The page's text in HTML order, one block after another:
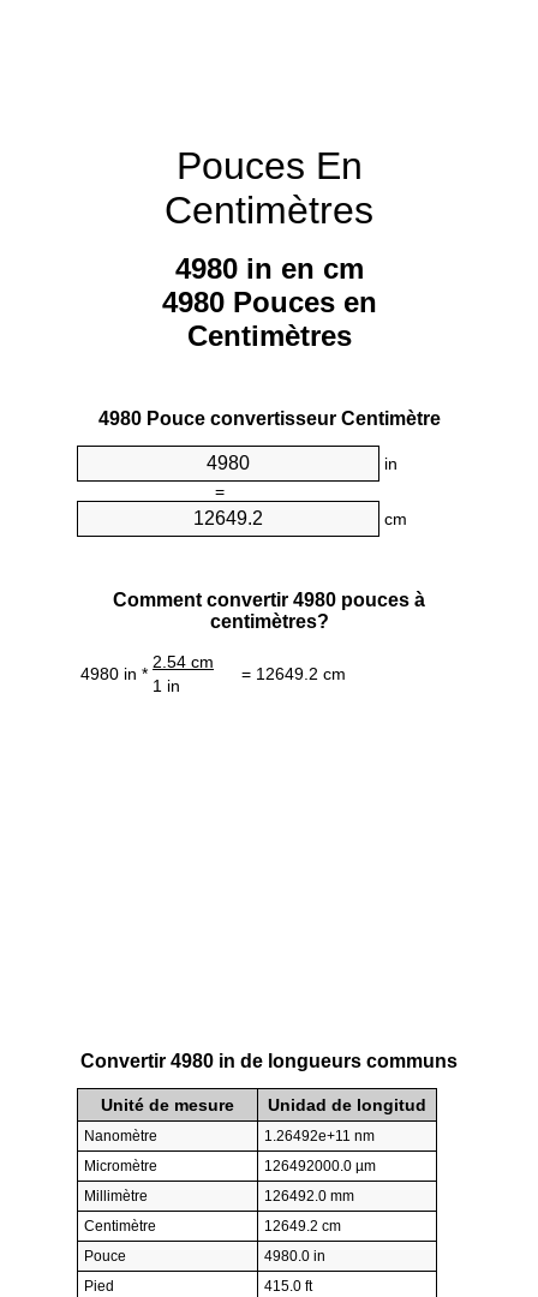
Pouces En
Centimètres
4980 in en cm
4980 Pouces en
Centimètres
4980 Pouce convertisseur Centimètre
in
=
cm
Comment convertir 4980 pouces à
centimètres?
4980 in *
2.54 cm
= 12649.2 cm
1 in
Convertir 4980 in de longueurs communs
Unité de mesure Unidad de longitud
Nanomètre
1.26492e+11 nm
Micromètre
126492000.0 µm
Millimètre
126492.0 mm
Centimètre
12649.2 cm
Pouce
4980.0 in
Pied
415.0 ft